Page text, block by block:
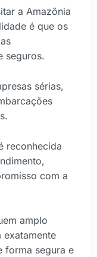
a Amazônia
é que os
seguros.
sérias,
reconhecida
com a
amplo
exatamente
forma segura e